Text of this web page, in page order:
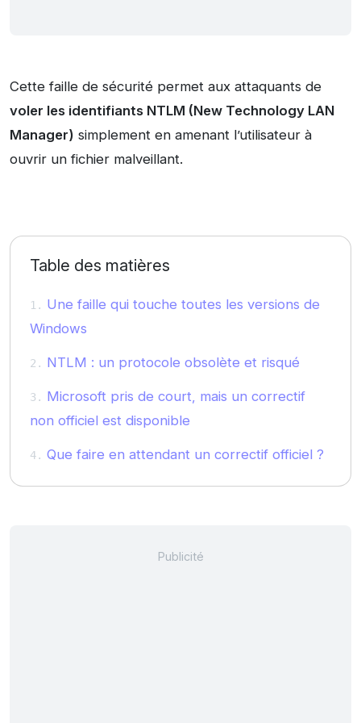
Cette faille de sécurité permet aux attaquants de
voler les identifiants NTLM (New Technology LAN
Manager) simplement en amenant l’utilisateur à
ouvrir un fichier malveillant.
Table des matières
Une faille qui touche toutes les versions de
Windows
NTLM : un protocole obsolète et risqué
Microsoft pris de court, mais un correctif
non officiel est disponible
Que faire en attendant un correctif officiel ?